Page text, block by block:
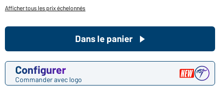
Afficher tous les prix échelonnés
Configurer
Commander avec logo
Dans le panier